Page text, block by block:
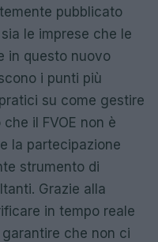
pubblicato
le imprese che le
in questo nuovo
i punti più
su come gestire
il FVOE non è
la partecipazione
strumento di
Grazie alla
in tempo reale
che non ci